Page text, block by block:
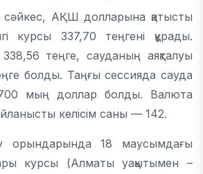
сәйкес, АҚШ долларына қатысты
курсы 337,70 теңгені құрады.
теңге, сауданың аяқталуы
болды. Таңғы сессияда сауда
мың доллар болды. Валюта
келісім саны — 142.
орындарында 18 маусымдағы
курсы (Алматы уақытымен –